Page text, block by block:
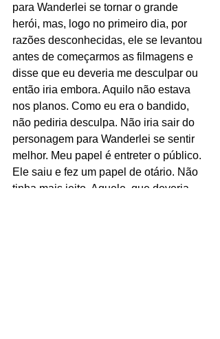
para Wanderlei se tornar o grande
herói, mas, logo no primeiro dia, por
razões desconhecidas, ele se levantou
antes de começarmos as filmagens e
disse que eu deveria me desculpar ou
então iria embora. Aquilo não estava
nos planos. Como eu era o bandido,
não pediria desculpa. Não iria sair do
personagem para Wanderlei se sentir
melhor. Meu papel é entreter o público.
Ele saiu e fez um papel de otário. Não
tinha mais jeito. Aquele, que deveria